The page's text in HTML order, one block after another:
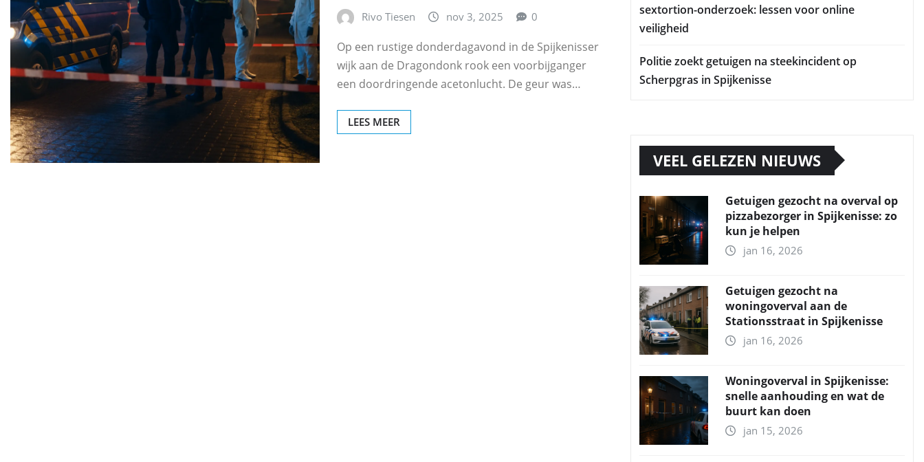
Rivo Tiesen nov 3, 2025 0
Op een rustige donderdagavond in de Spijkenisser
wijk aan de Dragondonk rook een voorbijganger
een doordringende acetonlucht. De geur was…
LEES MEER
sextortion-onderzoek: lessen voor online
veiligheid
Politie zoekt getuigen na steekincident op
Scherpgras in Spijkenisse
VEEL GELEZEN NIEUWS
Getuigen gezocht na overval op
pizzabezorger in Spijkenisse: zo
kun je helpen
jan 16, 2026
Getuigen gezocht na
woningoverval aan de
Stationsstraat in Spijkenisse
jan 16, 2026
Woningoverval in Spijkenisse:
snelle aanhouding en wat de
buurt kan doen
jan 15, 2026